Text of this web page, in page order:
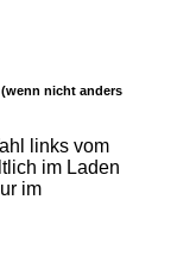
oder Brailliezeile,
Beilagen
Bedarf im Blumen-